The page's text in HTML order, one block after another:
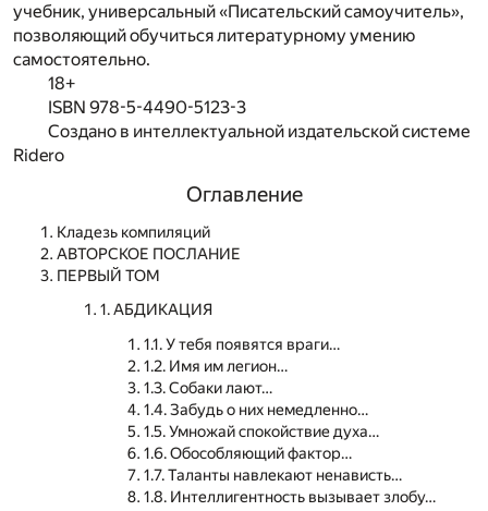
учебник, универсальный «Писательский самоучитель»,
позволяющий обучиться литературному умению
самостоятельно.
18+
ISBN 978-5-4490-5123-3
Создано в интеллектуальной издательской системе
Ridero
Оглавление
Кладезь компиляций
АВТОРСКОЕ ПОСЛАНИЕ
ПЕРВЫЙ ТОМ
1. АБДИКАЦИЯ
1.1. У тебя появятся враги…
1.2. Имя им легион…
1.3. Собаки лают…
1.4. Забудь о них немедленно…
1.5. Умножай спокойствие духа…
1.6. Обособляющий фактор…
1.7. Таланты навлекают ненависть…
1.8. Интеллигентность вызывает злобу…